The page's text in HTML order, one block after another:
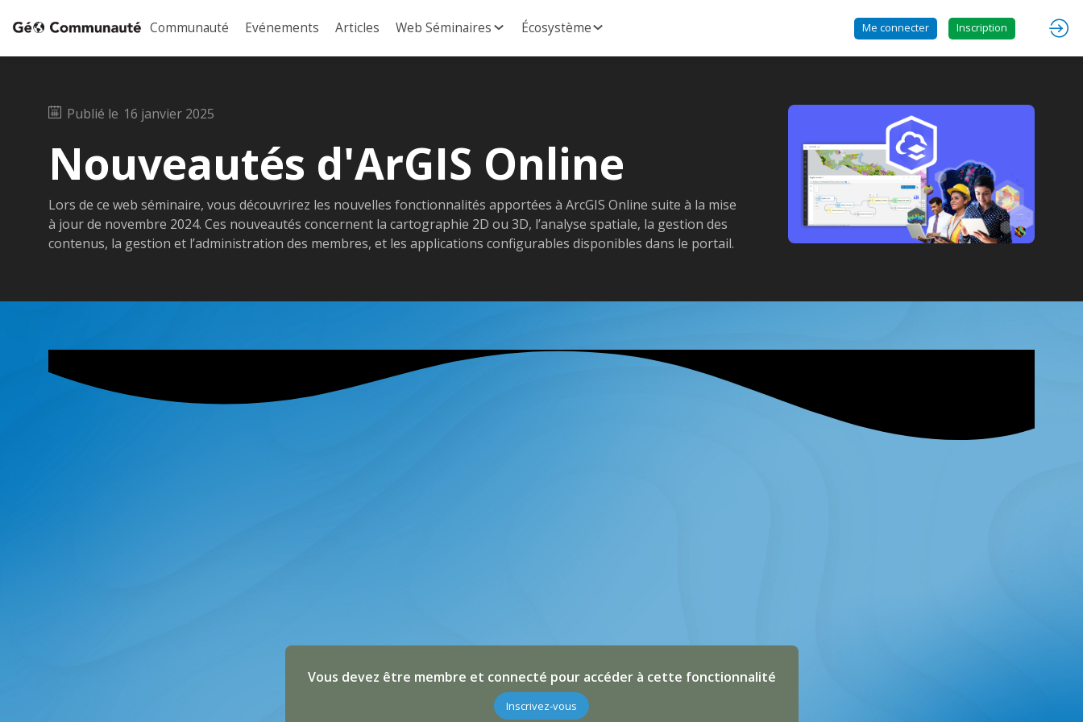
Communauté Evénements Articles Web Séminaires Écosystème Me connecter Inscription
Publié le 16 janvier 2025
Nouveautés d'ArGIS Online
Lors de ce web séminaire, vous découvrirez les nouvelles fonctionnalités apportées à ArcGIS Online suite à la mise
à jour de novembre 2024. Ces nouveautés concernent la cartographie 2D ou 3D, l’analyse spatiale, la gestion des
contenus, la gestion et l’administration des membres, et les applications configurables disponibles dans le portail.
Vous devez être membre et connecté pour accéder à cette fonctionnalité
Inscrivez-vous